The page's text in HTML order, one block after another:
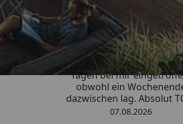
Trusted Shops
4,81/ 5
„Die Bestellung ist
Tagen bei mir
obwohl ein
dazwischen lag. Absolut
Sicherlich nicht die letzte
07.08.2026